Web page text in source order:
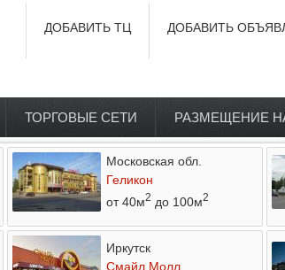
ДОБАВИТЬ
ДОБАВИТЬ ТЦ
ТОРГОВЫЕ СЕТИ РАЗМЕЩЕНИЕ
Московская обл.
Геликон
от 40м2 до 100м2
Иркутск
Смайл Молл